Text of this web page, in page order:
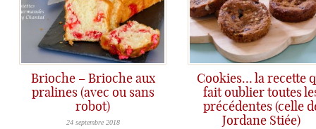
Brioche – Brioche aux
pralines (avec ou sans
robot)
Une recette de brioche maison moelleuse, fondante... et facile à réaliser, même sans robot!
24 septembre 2018
Cookies… la recette
fait oublier toutes
précédentes (celle
Jordane Stiée)
La recette de cookies qui vous fait oublier toutes les autres... Merci Jordane Stiée !